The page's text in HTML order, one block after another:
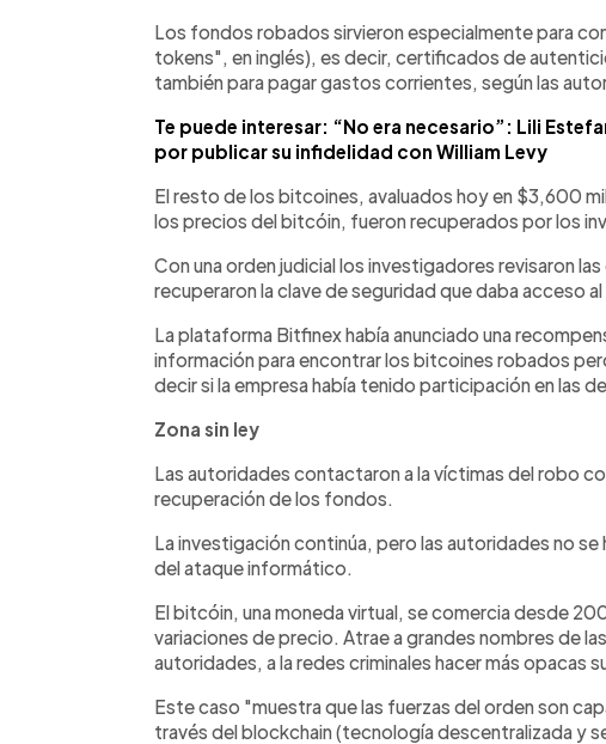
Los fondos robados sirvieron especialmente para
tokens", en inglés), es decir, certificados de
también para pagar gastos corrientes, según las
Te puede interesar: “No era necesario”: Lili
por publicar su infidelidad con William Levy
El resto de los bitcoines, avaluados hoy en $3,600
los precios del bitcóin, fueron recuperados por los
Con una orden judicial los investigadores revisaron
recuperaron la clave de seguridad que daba acceso
La plataforma Bitfinex había anunciado una
información para encontrar los bitcoines robados
decir si la empresa había tenido participación en las
Zona sin ley
Las autoridades contactaron a la víctimas del robo
recuperación de los fondos.
La investigación continúa, pero las autoridades no se
del ataque informático.
El bitcóin, una moneda virtual, se comercia desde
variaciones de precio. Atrae a grandes nombres de
autoridades, a la redes criminales hacer más opacas
Este caso "muestra que las fuerzas del orden son
través del blockchain (tecnología descentralizada y